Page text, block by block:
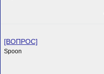
[ВОПРОС]
Spoon